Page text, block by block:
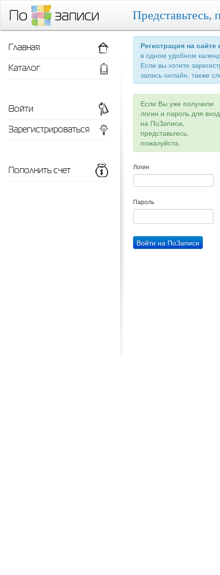
Представьтесь,
Регистрация на
в одном удобном
Если вы хотите
запись онлайн, также
Если Вы уже получили
логин и пароль для
на ПоЗаписи,
представьтесь,
пожалуйста.
Логин
Пароль
Главная
Каталог
Войти
Зарегистрироваться
Пополнить счет